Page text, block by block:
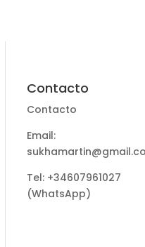
Contacto
Contacto
Email:
Tel: +34607961027
(WhatsApp)